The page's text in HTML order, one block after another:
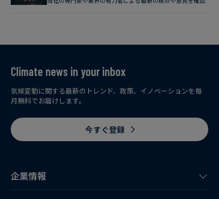
企業情報
Climate news in your inbox
気候変動に関する最新のトレンド、政策、イノベーションを毎
月無料でお届けします。
今すぐ登録